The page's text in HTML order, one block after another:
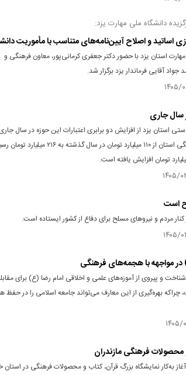
دانشگاه ملی مهارت یزد:
اساتید و اصلاح آیین‌نامه‌های متناسب با مأموریت
مهارت استان یزد با حضور دکتر جعفری کرمانی‌پور، معاون فرهنگی و
آقایی فرماندار یزد برگزار شد.
استان یزد از افزایش دو برابری اعتبارات این حوزه در سال
داد و اعلام کرد: مجموع اعتبارات میراث فرهنگی استان از ۱۱۰ میلیارد تومان در سال
است
مردم و نیروهای مسلح برای دفاع از کشور ایستاده است.
در مواجهه با هجمه‌های فرهنگی
و پیروی از آموزه‌های علمی و اخلاقی امام رضا (ع) برای
بهره‌گیری از این معارف می‌تواند جامعه اسلامی را در حفظ
محصولات فرهنگی مازندران
به‌کار نمایشگاه بزرگ قرآن، کتاب و محصولات فرهنگی در استان